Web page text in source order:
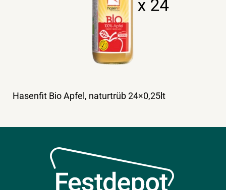
Hasenfit Bio Apfel, naturtrüb 24×0,25lt